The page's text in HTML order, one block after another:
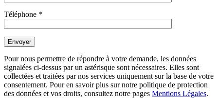
Téléphone *
Pour nous permettre de répondre à votre demande, les données
signalées ci-dessus par un astérisque sont nécessaires. Elles sont
collectées et traitées par nos services uniquement sur la base de votre
consentement. Pour en savoir plus sur notre politique de protection
des données et vos droits, consultez notre pages Mentions Légales.